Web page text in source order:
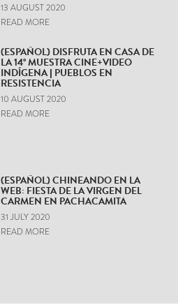
13 AUGUST 2020
READ MORE
(ESPAÑOL) DISFRUTA EN CASA DE
LA 14° MUESTRA CINE+VIDEO
INDÍGENA | PUEBLOS EN
RESISTENCIA
10 AUGUST 2020
READ MORE
(ESPAÑOL) CHINEANDO EN LA
WEB: FIESTA DE LA VIRGEN DEL
CARMEN EN PACHACAMITA
31 JULY 2020
READ MORE